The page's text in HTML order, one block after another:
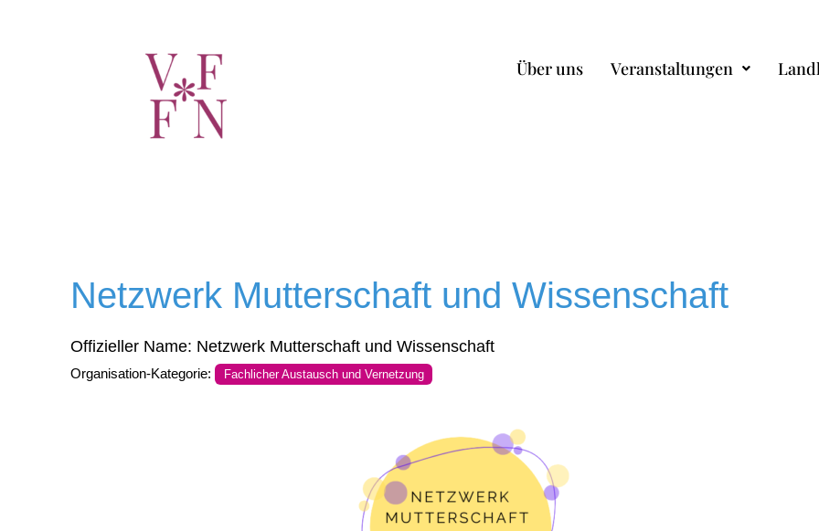
Über uns Veranstaltungen
Netzwerk Mutterschaft und Wissenschaft
Offizieller Name: Netzwerk Mutterschaft und Wissenschaft
Organisation-Kategorie: Fachlicher Austausch und Vernetzung